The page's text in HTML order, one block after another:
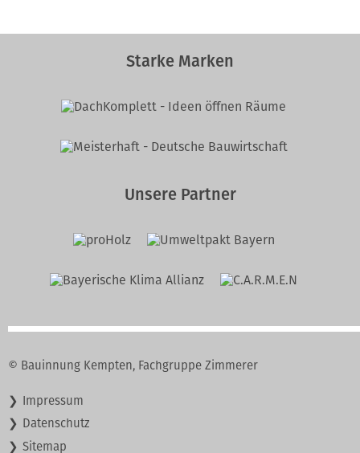
Starke Marken
Unsere Partner
© Bauinnung Kempten, Fachgruppe Zimmerer
Navigation
überspringen
Impressum
Datenschutz
Sitemap